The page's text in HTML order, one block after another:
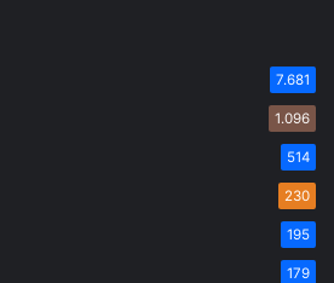
7.681
1.096
514
230
195
179